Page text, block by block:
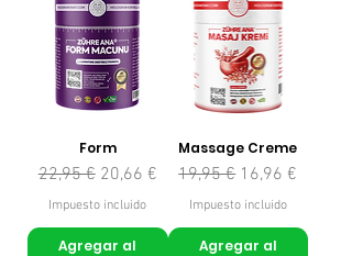
Form
Precio
22,95 € Precio de oferta
20,66 €
Impuesto incluido
Agregar al
Massage Creme
Precio
19,95 € Precio de oferta
16,96 €
Impuesto incluido
Agregar al